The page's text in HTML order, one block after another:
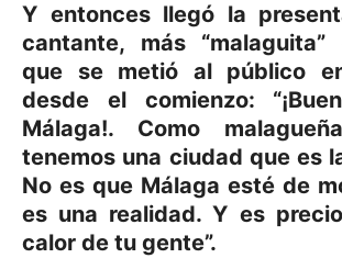
Y entonces llegó la
cantante, más “malaguita”
que se metió al público
desde el comienzo:
Málaga!. Como
tenemos una ciudad que es
No es que Málaga esté de
es una realidad. Y es
calor de tu gente”.